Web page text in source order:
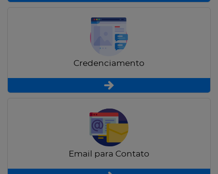
Credenciamento
Email para Contato